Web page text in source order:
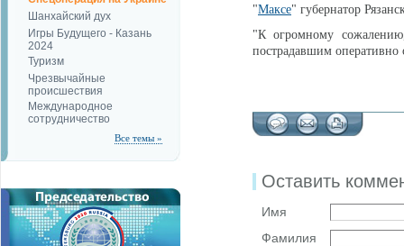
Шанхайский дух
Игры Будущего - Казань
2024
Туризм
Чрезвычайные
происшествия
Международное
сотрудничество
Все темы »
"Максе" губернатор
"К огромному
пострадавшим
Оставить
Имя
Фамилия